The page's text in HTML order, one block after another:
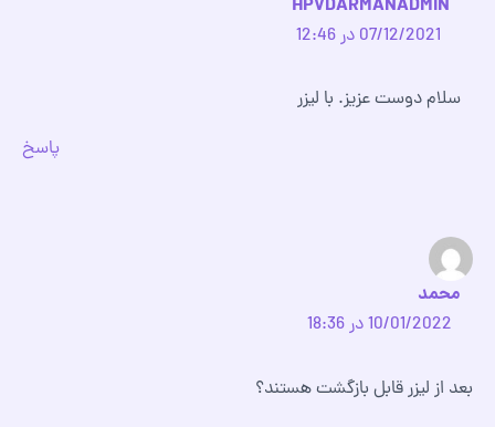
HPVDARMANADMIN
07/12/2021 در 12:46
سلام دوست عزیز. با لیزر
پاسخ
محمد
10/01/2022 در 18:36
بعد از لیزر قابل بازگشت هستند؟